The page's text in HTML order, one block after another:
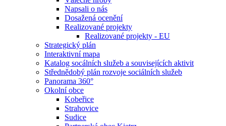
Napsali o nás
Dosažená ocenění
Realizované projekty
Realizované projekty - EU
Strategický plán
Interaktivní mapa
Katalog socálních služeb a souvisejících aktivit
Střednědobý plán rozvoje sociálních služeb
Panorama 360°
Okolní obce
Kobeřice
Strahovice
Sudice